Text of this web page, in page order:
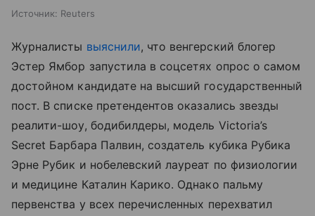
Источник: Reuters
Журналисты выяснили, что венгерский блогер
Эстер Ямбор запустила в соцсетях опрос о самом
достойном кандидате на высший государственный
пост. В списке претендентов оказались звезды
реалити-шоу, бодибилдеры, модель Victoria’s
Secret Барбара Палвин, создатель кубика Рубика
Эрне Рубик и нобелевский лауреат по физиологии
и медицине Каталин Карико. Однако пальму
первенства у всех перечисленных перехватил